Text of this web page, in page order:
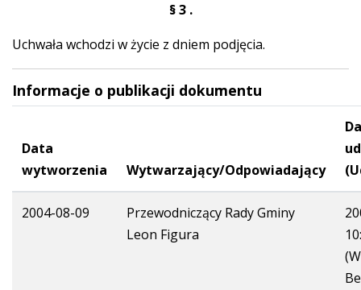
§ 3 .
Uchwała wchodzi w życie z dniem podjęcia.
Informacje o publikacji dokumentu
Data
wytworzenia
Wytwarzający/Odpowiadający
2004-08-09
Przewodniczący Rady Gminy
Leon Figura